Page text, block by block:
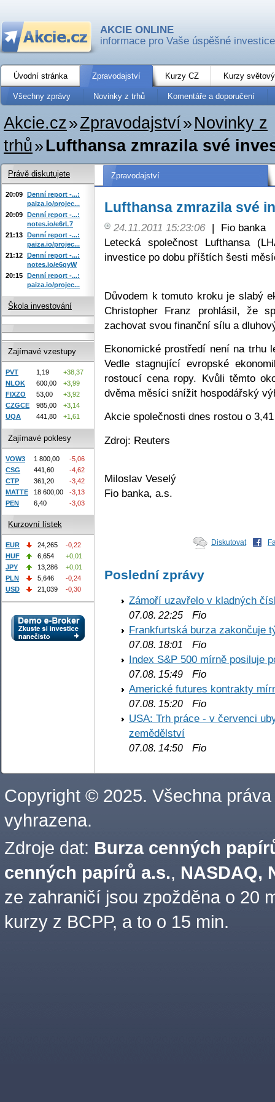
AKCIE ONLINE
informace pro Vaše úspěšné investice
Úvodní stránka Zpravodajství Kurzy CZ Kurzy
Všechny zprávy Novinky z trhů Komentáře a doporučení
Akcie.cz»Zpravodajství» Novinky z
trhů»Lufthansa zmrazila své
Zpravodajství
Lufthansa zmrazila své
24.11.2011 15:23:06 |
Fio banka
Letecká společnost Lufthansa
investice po dobu příštích šesti
Důvodem k tomuto kroku je slabý
Christopher Franz prohlásil, že
zachovat svou finanční sílu a
Ekonomické prostředí není na trhu
Vedle stagnující evropské
rostoucí cena ropy. Kvůli těmto
dvěma měsíci snížit hospodářský
Akcie společnosti dnes rostou o
Zdroj: Reuters
Miloslav Veselý
Fio banka, a.s.
Diskutovat
Poslední zprávy
Zámoří uzavřelo v kladných
07.08. 22:25 Fio
Frankfurtská burza zakončuje
07.08. 18:01
Fio
Index S&P 500 mírně posiluje
07.08. 15:49 Fio
Americké futures kontrakty
07.08. 15:20 Fio
USA: Trh práce - v červenci
zemědělství
07.08. 14:50 Fio
Právě diskutujete
20:09 Denní report -...:
paiza.io/projec...
20:09 Denní report -...:
notes.io/e6rL7
21:13 Denní report -...:
paiza.io/projec...
21:12 Denní report -...:
notes.io/e6qyW
20:15 Denní report -...:
paiza.io/projec...
Škola investování
Zajímavé vzestupy
PVT 1,19
+38,37
NLOK
600,00
+3,99
FIXZO
53,00
+3,92
CZGCE
985,00
+3,14
UQA
441,80 +1,61
Zajímavé poklesy
VOW3 1 800,00
-5,06
CSG
441,60
-4,62
CTP
361,20
-3,42
MATTE
18 600,00
-3,13
PEN
6,40 -3,03
Kurzovní lístek
EUR 24,265
-0,22
HUF
6,654
+0,01
JPY
13,286
+0,01
PLN
5,646
-0,24
USD
21,039 -0,30
Copyright © 2025. Všechna práva
vyhrazena.
Zdroje dat: Burza cenných
cenných papírů a.s., NASDAQ,
ze zahraničí jsou zpožděna o 20
kurzy z BCPP, a to o 15 min.